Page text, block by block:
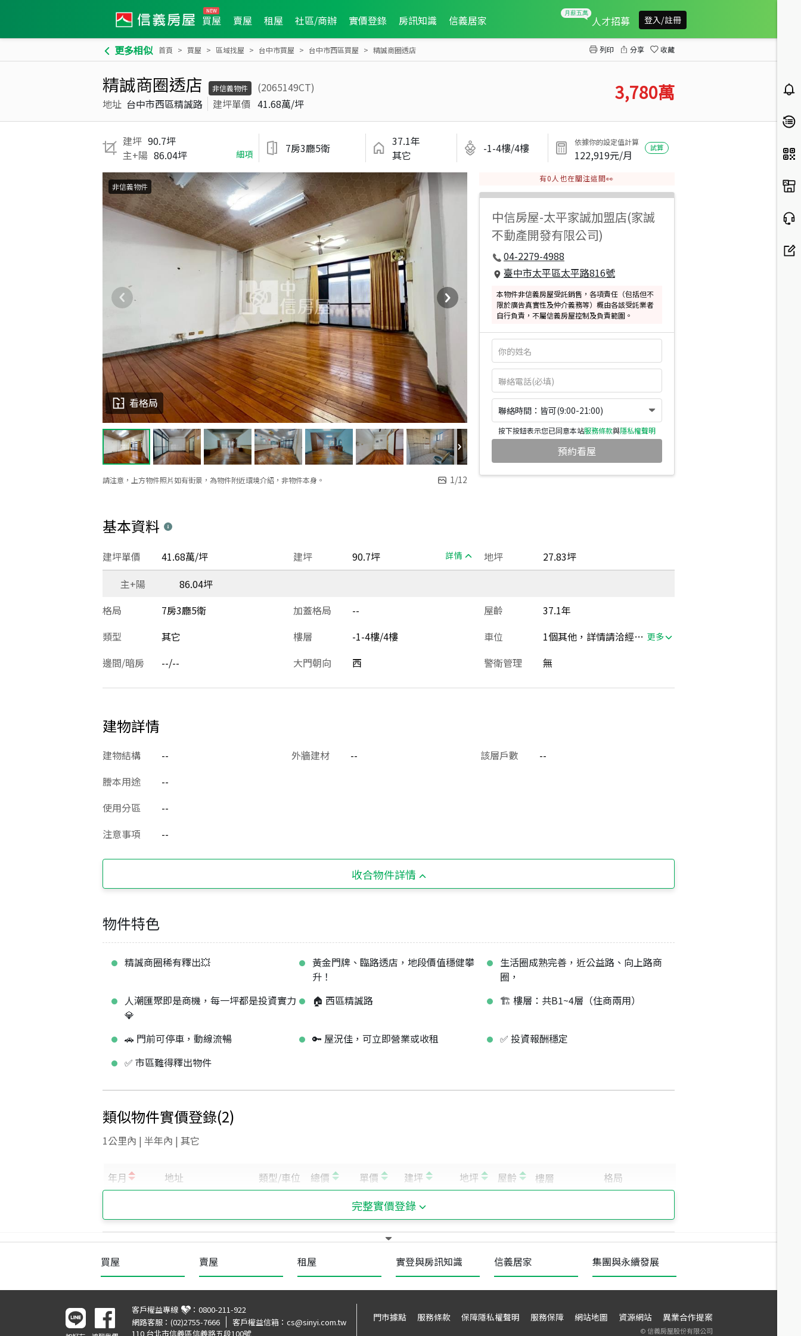
買屋 賣屋 租屋 社區/商辦 實價登錄 房訊知識 信義居家 人才招募 登入/註冊
更多相似 首頁 買屋 區域找屋 台中市買屋 台中市西區買屋 精誠商圈透店 列印 分享 收藏
精誠商圈透店 非信義物件
(2065149CT)
地址 台中市西區精誠路 建坪單價 41.68萬/坪 3,780萬
建坪 90.7坪
主+陽 86.04坪 細項 7房3廳5衛
37.1年
其它
-1-4樓/4樓 依據你的設定值計算
122,919元/月
試算
請注意，上方物件照片如有街景，為物件附近環境介紹，非物件本身。 1/12
看格局
非信義物件
有0 人也在關注這間👀
中信房屋-太平家誠加盟店(家誠
不動產開發有限公司)
04-2279-4988
臺中市太平區太平路816號
本物件非信義房屋受託銷售，各項責任（包括但不
限於廣告真實性及仲介義務等）概由各該受託業者
自行負責，不屬信義房屋控制及負責範圍。
聯絡時間：皆可(9:00-21:00)
按下按鈕表示您已同意本站服務條款與隱私權聲明
預約看屋
基本資料
建坪 90.7坪 詳情
建坪單價 41.68萬/坪 地坪
27.83坪
主+陽
86.04坪
格局
7房3廳5衛 加蓋格局 -- 屋齡
37.1年
類型
其它 樓層 -1-4樓/4樓 車位 1個其他，詳情請洽經紀人員 更多
邊間/暗房 --/-- 大門朝向 西 警衛管理 無
建物詳情
建物結構 -- 外牆建材 -- 該層戶數
--
謄本用途
--
使用分區
--
注意事項
--
收合物件詳情
物件特色
精誠商圈稀有釋出💥
黃金門牌、臨路透店，地段價值穩健攀
升！
生活圈成熟完善，近公益路、向上路商
圈，
人潮匯聚即是商機，每一坪都是投資實力
💎
🏠 西區精誠路 🏗️ 樓層：共B1~4層（住商兩用）
🚗 門前可停車，動線流暢 🔑 屋況佳，可立即營業或收租
✅ 投資報酬穩定
✅ 市區難得釋出物件
類似物件實價登錄(2)
1公里內 | 半年內 | 其它
完整實價登錄
買屋 賣屋 租屋 實登與房訊知識 信義居家 集團與永續發展
客戶權益專線 ： 0800-211-922
網路客服： (02)2755-7666 客戶權益信箱： cs@sinyi.com.tw
110 台北市信義區信義路五段100號
門市據點 服務條款 保障隱私權聲明 服務保障 網站地圖 資源網站 異業合作提案
©信義房屋股份有限公司